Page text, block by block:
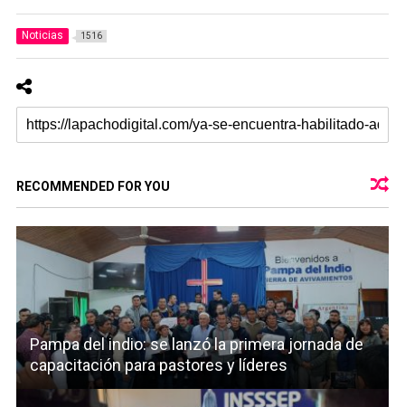
Noticias 1516
RECOMMENDED FOR YOU
Pampa del indio: se lanzó la primera jornada de
capacitación para pastores y líderes